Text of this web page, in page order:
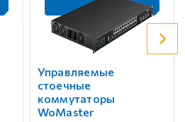
Управляемые
стоечные
коммутаторы
WoMaster